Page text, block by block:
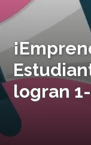
logran